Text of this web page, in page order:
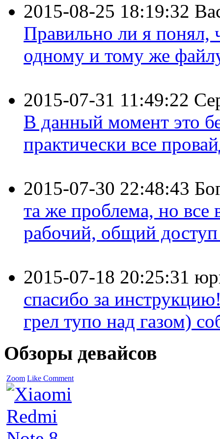
2015-08-25 18:19:32
Правильно ли я понял,
одному и тому же
2015-07-31 11:49:22
В данный момент это
практически все
2015-07-30 22:48:43
та же проблема, но все
рабочий, общий доступ
2015-07-18 20:25:31
спасибо за
грел тупо над газом)
Обзоры девайсов
Zoom Like Comment